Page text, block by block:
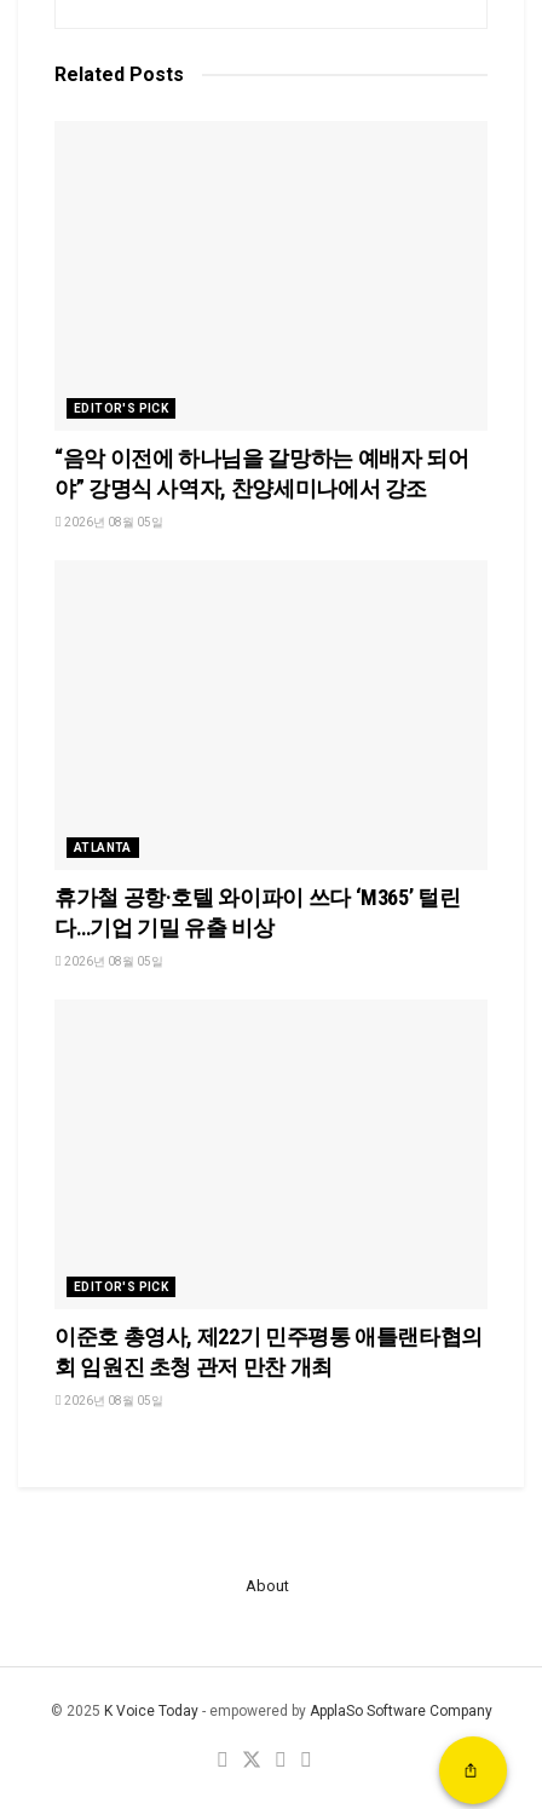
Related Posts
EDITOR'S PICK
“음악 이전에 하나님을 갈망하는 예배자 되어
야” 강명식 사역자, 찬양세미나에서 강조
2026년 08월 05일
ATLANTA
휴가철 공항·호텔 와이파이 쓰다 ‘M365’ 털린
다…기업 기밀 유출 비상
2026년 08월 05일
EDITOR'S PICK
이준호 총영사, 제22기 민주평통 애틀랜타협의
회 임원진 초청 관저 만찬 개최
2026년 08월 05일
About
© 2025 K Voice Today- empowered by ApplaSo Software Company